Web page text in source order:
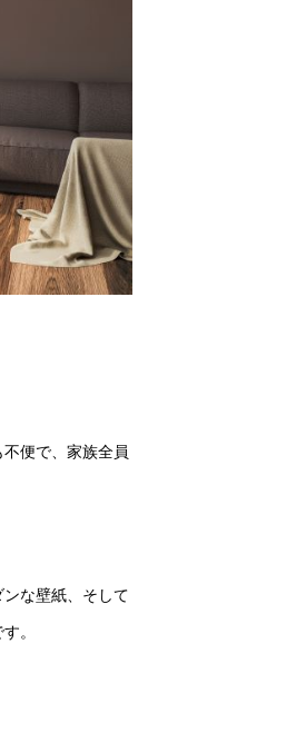
便で、家族全員
な壁紙、そして
。